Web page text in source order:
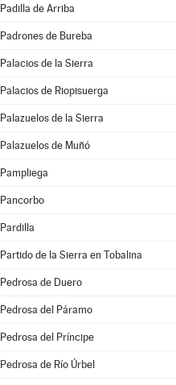
Padilla de Arriba
Padrones de Bureba
Palacios de la Sierra
Palacios de Riopisuerga
Palazuelos de la Sierra
Palazuelos de Muñó
Pampliega
Pancorbo
Pardilla
Partido de la Sierra en Tobalina
Pedrosa de Duero
Pedrosa del Páramo
Pedrosa del Príncipe
Pedrosa de Río Úrbel